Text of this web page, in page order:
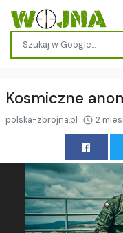
Kosmiczne
polska-zbrojna.pl 2